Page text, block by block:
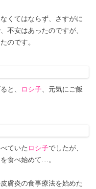
くてはならず、さすがに
不安はあったのですが、
のです。
と、 ロシ子、元気にご飯
ていた ロシ子でしたが、
食べ始めて…。
膚炎の食事療法を始めた